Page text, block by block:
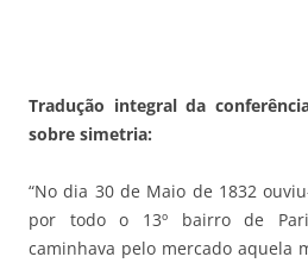
Tradução integral da
sobre simetria:
“No dia 30 de Maio de 1832
por todo o 13º bairro de
caminhava pelo mercado aquela